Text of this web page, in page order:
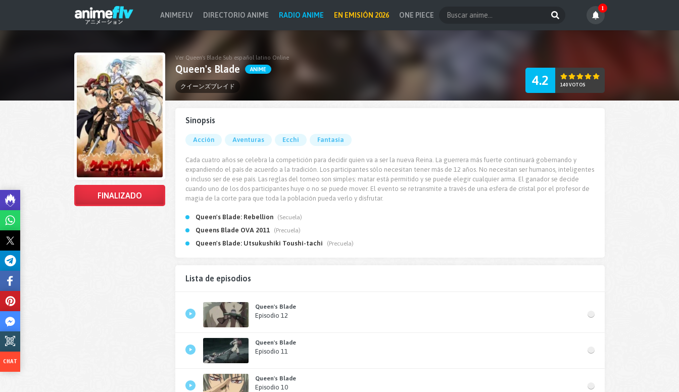
ANIMEFLV DIRECTORIO ANIME RADIO ANIME EN EMISIÓN 2026 ONE PIECE
1
Ver Queen's Blade Sub español latino Online
Queen's Blade ANIME
クイーンズブレイド 4.2 140 VOTOS
FINALIZADO
Sinopsis
Acción Aventuras Ecchi Fantasía
Cada cuatro años se celebra la competición para decidir quien va a ser la nueva Reina. La guerrera más fuerte continuará gobernando y
expandiendo el país de acuerdo a la tradición. Los participantes sólo necesitan tener más de 12 años. No necesitan ser humanos, inteligentes
o incluso ser de ese país. Las reglas del torneo son simples: matar está permitido y se puede elegir cualquier arma. El ganador se decide
cuando uno de los dos participantes huye o no se puede mover. El evento se retransmite a través de una esfera de cristal por el profesor de
magia de la corte para que toda la población pueda verlo y disfrutar.
Queen's Blade: Rebellion (Secuela)
Queens Blade OVA 2011 (Precuela)
Queen's Blade: Utsukushiki Toushi-tachi (Precuela)
Lista de episodios
Queen's Blade
Episodio 12
Queen's Blade
Episodio 11
Queen's Blade
Episodio 10